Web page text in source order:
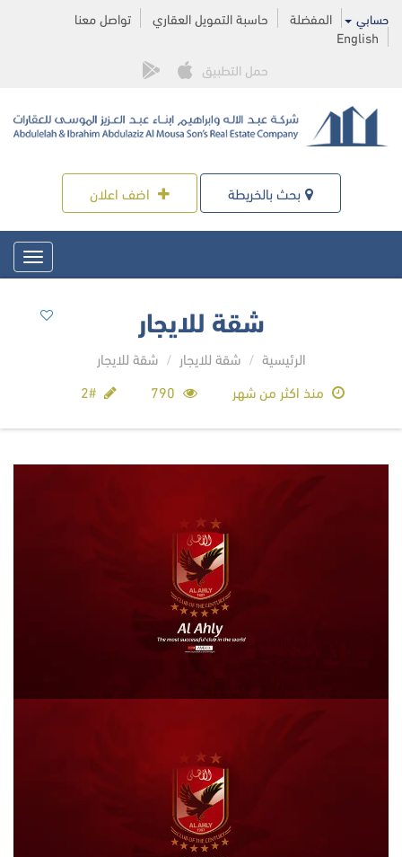
حسابي المفضلة حاسبة التمويل العقاري
تواصل معنا
English
حمل التطبيق
بحث بالخريطة اضف اعلان
شقة للايجار
الرئيسية شقة للايجار
شقة للايجار
منذ اكثر من شهر
#2